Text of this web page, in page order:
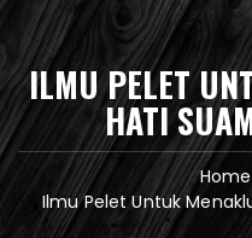
ILMU PELET
HATI
Home
Ilmu Pelet Untuk